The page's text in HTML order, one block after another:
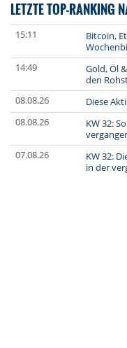
LETZTE TOP-RANKING
15:11
Bitcoin,
14:49
Gold, Öl
den
08.08.26
Diese
08.08.26
KW 32:
07.08.26
KW 32:
in der